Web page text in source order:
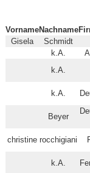
VornameNachname
Gisela
Schmidt
k.A.
k.A.
k.A.
Beyer
christine rocchigiani
k.A.